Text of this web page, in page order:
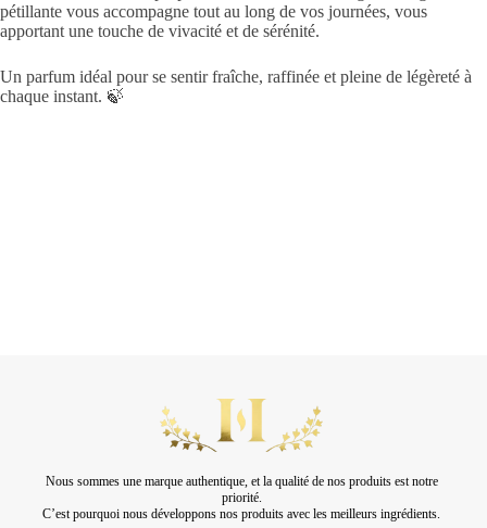
pétillante vous accompagne tout au long de vos journées, vous
apportant une touche de vivacité et de sérénité.
Un parfum idéal pour se sentir fraîche, raffinée et pleine de légèreté à
chaque instant. 🍃
Nous sommes une marque authentique, et la qualité de nos produits est notre
priorité.
C’est pourquoi nous développons nos produits avec les meilleurs ingrédients.